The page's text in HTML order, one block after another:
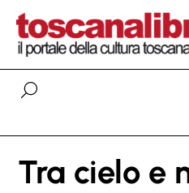
Tra cielo e